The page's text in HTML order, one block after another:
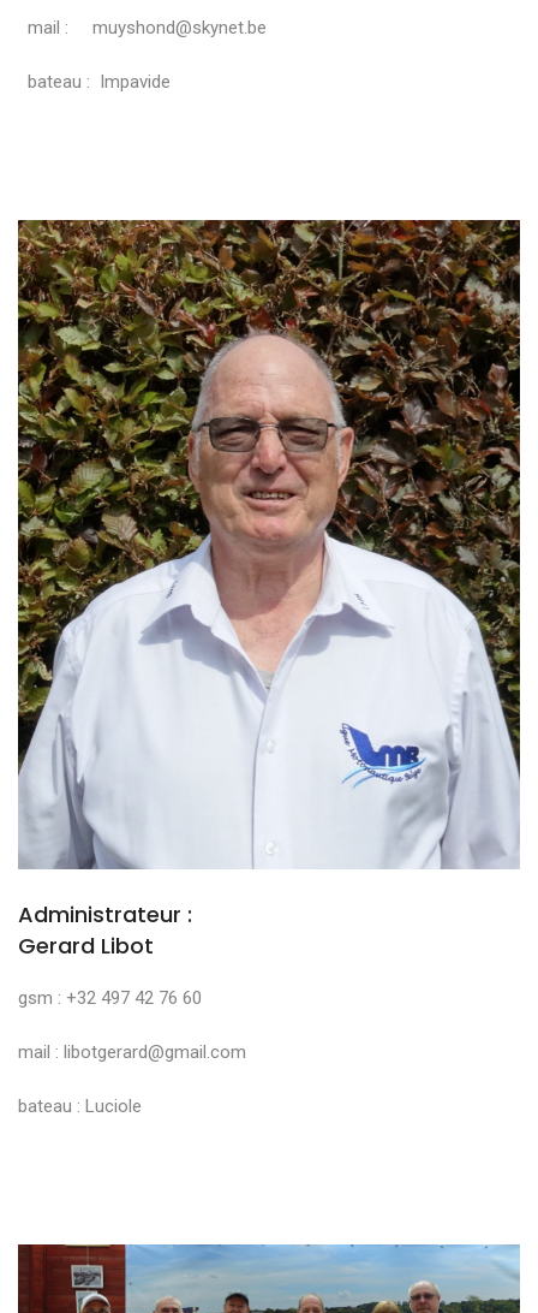
mail : muyshond@skynet.be
bateau : Impavide
Administrateur :
Gerard Libot
gsm : +32 497 42 76 60
mail : libotgerard@gmail.com
bateau : Luciole